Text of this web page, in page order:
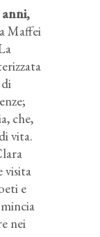
Maffei
che,
vita.
visita
e
nei